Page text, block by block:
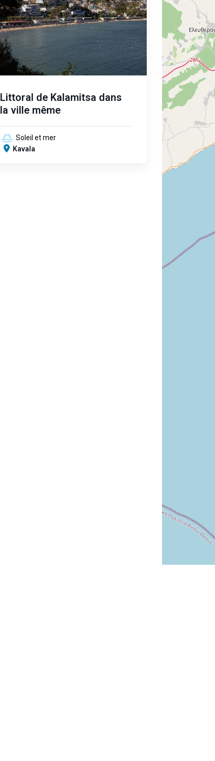
Littoral de Kalamitsa dans
la ville même
Soleil et mer
Kavala